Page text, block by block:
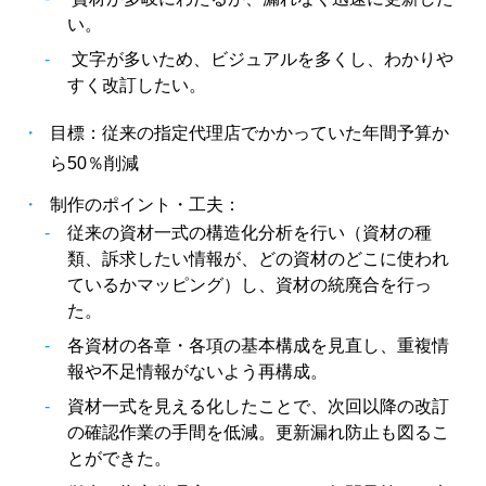
い。
-
文字が多いため、ビジュアルを多くし、わかりや
すく改訂したい。
目標：従来の指定代理店でかかっていた年間予算か
ら50％削減
制作のポイント・工夫：
-従来の資材一式の構造化分析を行い（資材の種
類、訴求したい情報が、どの資材のどこに使われ
ているかマッピング）し、資材の統廃合を行っ
た。
-各資材の各章・各項の基本構成を見直し、重複情
報や不足情報がないよう再構成。
- 資材一式を見える化したことで、次回以降の改訂
の確認作業の手間を低減。更新漏れ防止も図るこ
とができた。